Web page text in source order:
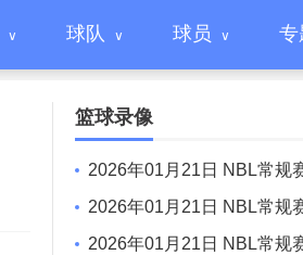
球队 球员 专
篮球录像
2026年01月21日 NBL常规
焦作文旅 全场录像
2026年01月21日 NBL常规
江西鲸裕清酒 全场录像
2026年01月21日 NBL常规